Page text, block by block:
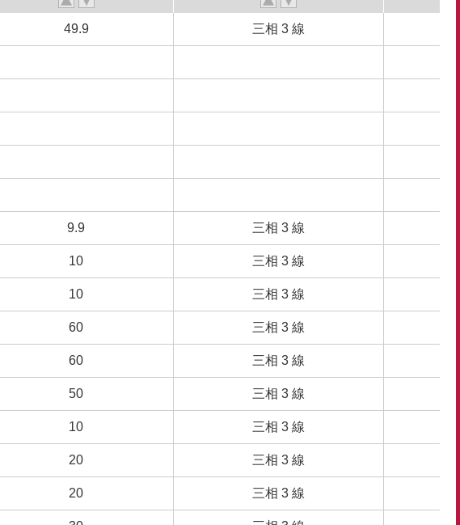
49.9 三相 3 線
9.9 三相 3 線
10 三相 3 線
10 三相 3 線
60 三相 3 線
60 三相 3 線
50 三相 3 線
10 三相 3 線
20 三相 3 線
20 三相 3 線
49.9 三相 3 線
9.9 三相 3 線
10 三相 3 線
10 三相 3 線
60 三相 3 線
60 三相 3 線
50 三相 3 線
10 三相 3 線
20 三相 3 線
20 三相 3 線